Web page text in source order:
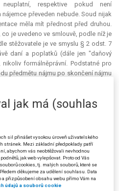
respektive pokud není
převeden nebude. Soud nijak
měla mít přednost před druhou.
je uvedeno ve smlouvě, podle níž je
stěžovatele je ve smyslu § 2 odst. 7
daní a poplatků (dále jen "daňový
formálněprávní. Podstatné pro
předmětu nájmu po skončení nájmu
Je třeba vzít v úvahu, že ani sjednání
odkoupit, a dokonce ani přímé
nájmu v leasingové smlouvě
nebo být odcizen, případně může
nájmu může připadnout do
má podle konkursního zákona
nesplněné smlouvy odstoupit. Je
známé z jeho činnosti, že leasingové
jak má (souhlas
sil přinášet vysokou úroveň uživatelského
stránek. Mezi základní předpoklady patří
abychom vás neobtěžovali nevhodnou
jak web vylepšovat. Proto od Vás
cookies, tj. malých souborů, které se
děkujeme za udělení souhlasu. Data
přizpůsobení obsahu webu přímo Vám na
údajů a souborů cookie